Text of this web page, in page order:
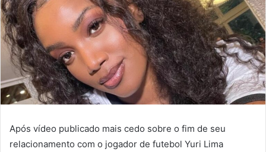
Após vídeo publicado mais cedo sobre o fim de seu
relacionamento com o jogador de futebol Yuri Lima